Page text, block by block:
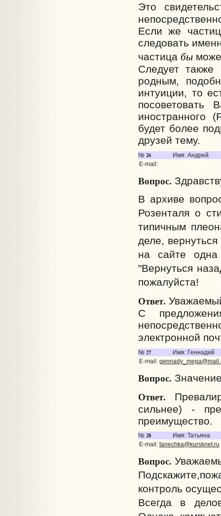
Это
Если же
следовать
частица бы
Следует также
родным,
интуиции, то
посоветовать
иностранного
будет более
друзей тему.
№26
Имя: Андрей
E-mail:
Вопрос.
В архиве
Розенталя о
типичным
деле,
на сайте одна
"Вернуться
пожалуйста!
Ответ.
С
электронной
№27
Имя: Геннадий
E-mail:
Вопрос.
Ответ.
сильнее) -
преимущество.
№28
Имя: Татьяна
E-mail: tanechka@kursknet.ru
Вопрос.
контроль
Всегда в